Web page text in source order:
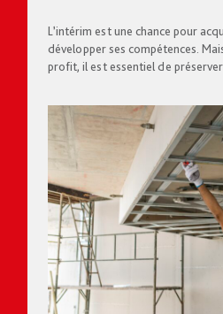
L’intérim est une chance pour
développer ses compétences.
profit, il est essentiel de